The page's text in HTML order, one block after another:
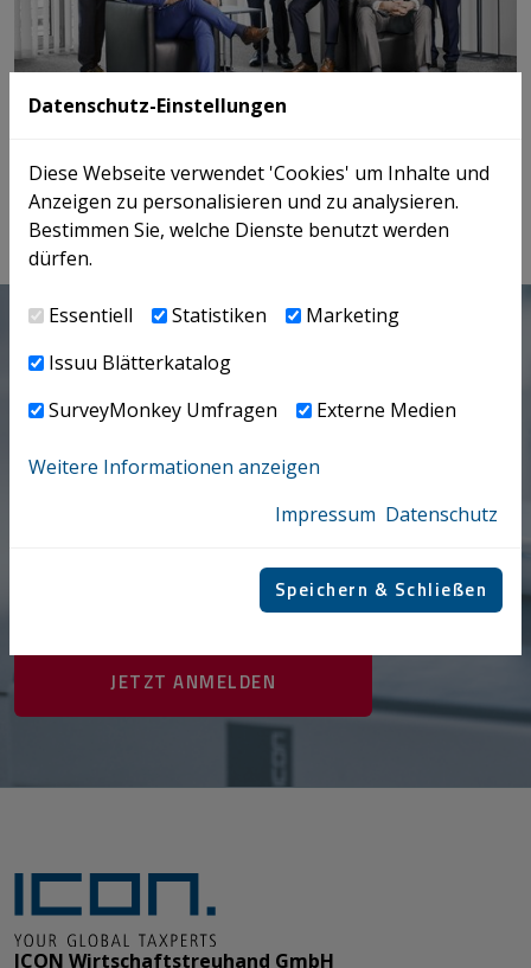
Andreas Mitterlehner, MSc LL.B.; Mag. Maria Vrba; ​​​​​​​Mag. Karl
Mitterlehner; Mag. Matthias Mitterlehner; Mag. Günther Platzer; Prof.
Dr. Stefan Bendlinger
GOOD TO KNOW
Anmelden
zum ICON Newsletter
kompakt über steuerrelevante Entwicklungen,
Neuerungen und Änderungen.
JETZT ANMELDEN
ICON Wirtschaftstreuhand GmbH
Datenschutz-Einstellungen
Diese Webseite verwendet 'Cookies' um Inhalte und
Anzeigen zu personalisieren und zu analysieren.
Bestimmen Sie, welche Dienste benutzt werden
dürfen.
Essentiell Statistiken
Marketing
Issuu Blätterkatalog
SurveyMonkey Umfragen
Externe Medien
Weitere Informationen anzeigen
Impressum Datenschutz
Speichern & Schließen